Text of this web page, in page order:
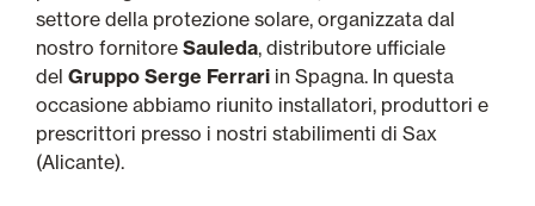
settore della protezione solare, organizzata dal
nostro fornitore Sauleda, distributore ufficiale
del Gruppo Serge Ferrari in Spagna. In questa
occasione abbiamo riunito installatori, produttori e
prescrittori presso i nostri stabilimenti di Sax
(Alicante).